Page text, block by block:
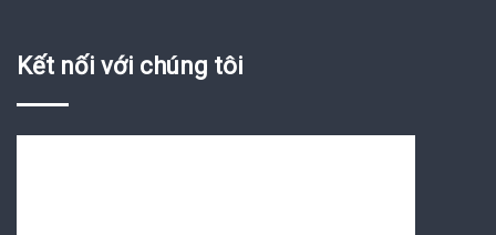
Kết nối với chúng tôi